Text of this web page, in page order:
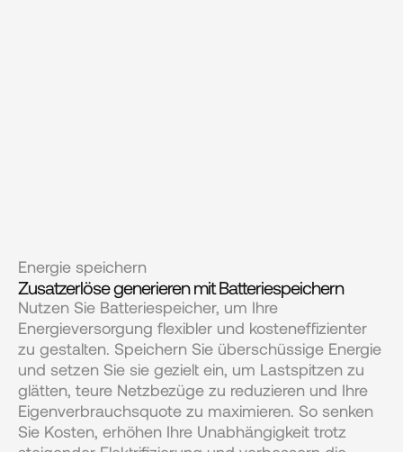
Energie speichern
Zusatzerlöse generieren mit Batteriespeichern
Nutzen Sie Batteriespeicher, um Ihre
Energieversorgung flexibler und kosteneffizienter
zu gestalten. Speichern Sie überschüssige Energie
und setzen Sie sie gezielt ein, um Lastspitzen zu
glätten, teure Netzbezüge zu reduzieren und Ihre
Eigenverbrauchsquote zu maximieren. So senken
Sie Kosten, erhöhen Ihre Unabhängigkeit trotz